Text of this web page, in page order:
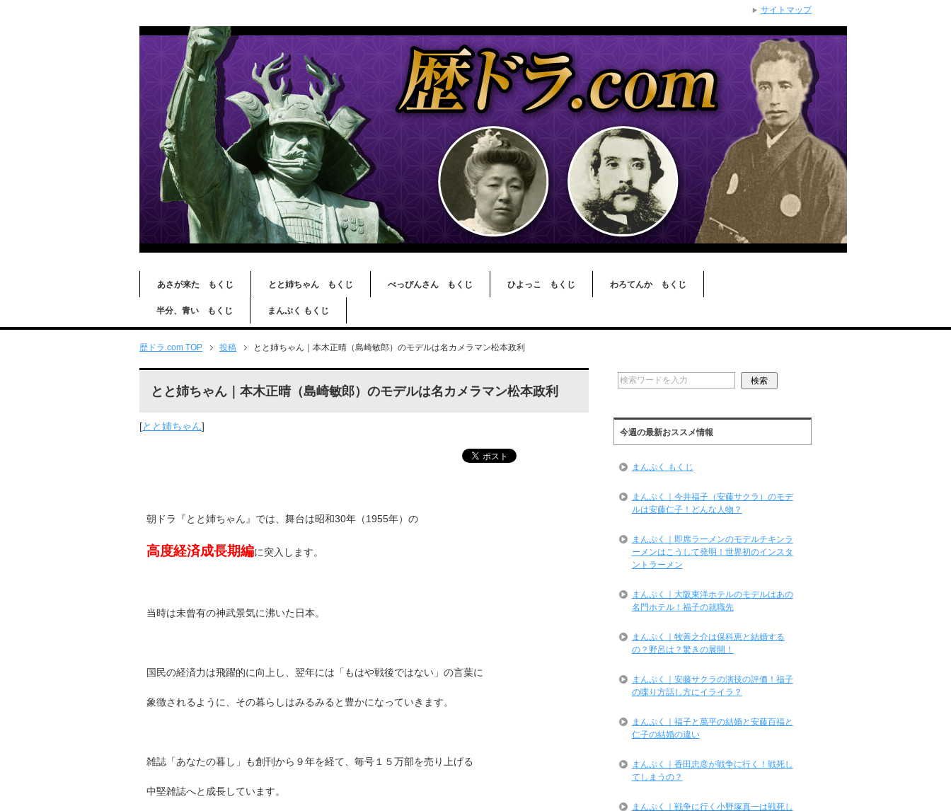
あさが来た もくじ とと姉ちゃん もくじ べっぴんさん もくじ ひよっこ もくじ わろてんか もくじ
半分、青い もくじ まんぷく もくじ
歴ドラ.com TOP 投稿 とと姉ちゃん｜本木正晴（島崎敏郎）のモデルは名カメラマン松本政利
とと姉ちゃん｜本木正晴（島崎敏郎）のモデルは名カメラマン松本政利
[とと姉ちゃん]
朝ドラ『とと姉ちゃん』では、舞台は昭和30年（1955年）の
高度経済成長期編に突入します。
当時は未曾有の神武景気に沸いた日本。
国民の経済力は飛躍的に向上し、翌年には「もはや戦後ではない」の言葉に
象徴されるように、その暮らしはみるみると豊かになっていきます。
雑誌「あなたの暮し」も創刊から９年を経て、毎号１５万部を売り上げる
中堅雑誌へと成長しています。
今週の最新おススメ情報
まんぷく もくじ
まんぷく｜今井福子（安藤サクラ）のモデ
ルは安藤仁子！どんな人物？
まんぷく｜即席ラーメンのモデルチキンラ
ーメンはこうして発明！世界初のインスタ
ントラーメン
まんぷく｜大阪東洋ホテルのモデルはあの
名門ホテル！福子の就職先
まんぷく｜牧善之介は保科恵と結婚する
の？野呂は？驚きの展開！
まんぷく｜安藤サクラの演技の評価！福子
の喋り方話し方にイライラ？
まんぷく｜福子と萬平の結婚と安藤百福と
仁子の結婚の違い
まんぷく｜香田忠彦が戦争に行く！戦死し
てしまうの？
まんぷく｜戦争に行く小野塚真一は戦死し
サイトマップ